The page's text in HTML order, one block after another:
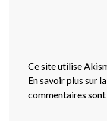
Ce site utilise
En savoir plus sur
commentaires